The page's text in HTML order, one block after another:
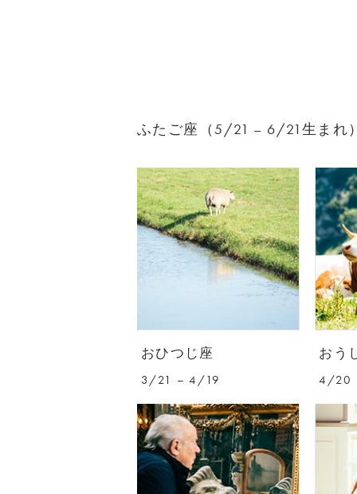
ふたご座（5/21 – 6/21生まれ
おひつじ座
3/21 – 4/19
おう
4/20